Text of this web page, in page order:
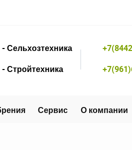
- Сельхозтехника
- Стройтехника
Сервис О компании